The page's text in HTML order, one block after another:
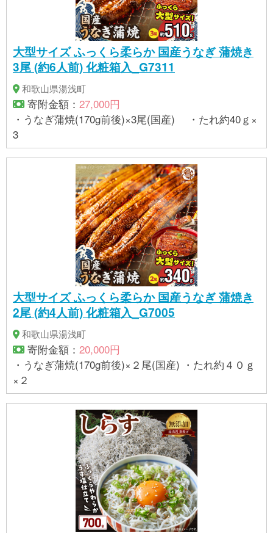
大型サイズ ふっくら柔らか 国産うなぎ 蒲焼き
3尾 (約6人前) 化粧箱入_G7311
和歌山県湯浅町
寄附金額： 27,000円
・うなぎ蒲焼(170g前後)×3尾(国産) ・たれ約40ｇ×
3
大型サイズ ふっくら柔らか 国産うなぎ 蒲焼き
2尾 (約4人前) 化粧箱入_G7005
和歌山県湯浅町
寄附金額： 20,000円
・うなぎ蒲焼(170g前後)×２尾(国産) ・たれ約４０ｇ
×２